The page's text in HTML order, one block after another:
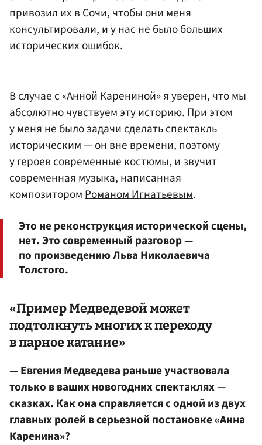
привозил их в Сочи, чтобы они меня
консультировали, и у нас не было больших
исторических ошибок.
В случае с «Анной Карениной» я уверен, что мы
абсолютно чувствуем эту историю. При этом
у меня не было задачи сделать спектакль
историческим — он вне времени, поэтому
у героев современные костюмы, и звучит
современная музыка, написанная
композитором Романом Игнатьевым.
Это не реконструкция исторической сцены,
нет. Это современный разговор —
по произведению Льва Николаевича
Толстого.
«Пример Медведевой может
подтолкнуть многих к переходу
в парное катание»
— Евгения Медведева раньше участвовала
только в ваших новогодних спектаклях —
сказках. Как она справляется с одной из двух
главных ролей в серьезной постановке «Анна
Каренина»?